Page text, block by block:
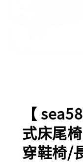
【
式床尾
穿鞋椅/